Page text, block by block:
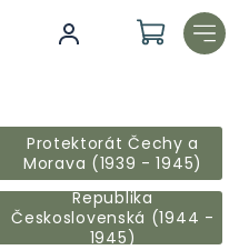
Protektorát Čechy a
Morava (1939 - 1945)
Republika
Československá (1944 -
1945)